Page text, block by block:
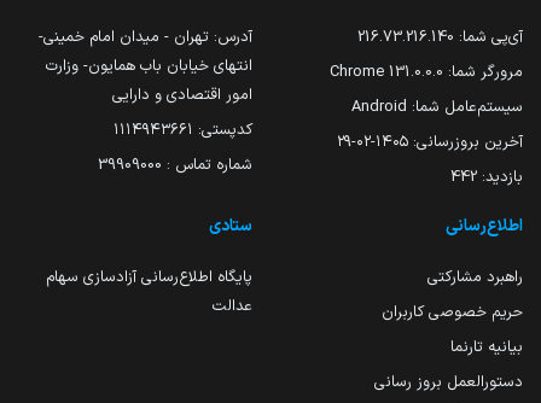
آی‌پی شما: 216.73.216.140
مرورگر شما: 131.0.0.0 Chrome
سیستم‌عامل شما: Android
آخرین بروزرسانی: ۱۴۰۵-۰۲-۲۹
بازدید: 442
آدرس: تهران - میدان امام خمینی-
انتهای خیابان باب همایون- وزارت
امور اقتصادی و دارایی
کدپستی: ۱۱۱۴۹۴۳۶۶۱
شماره تماس : 39909000
اطلاع‌رسانی
راهبرد مشارکتی
حریم خصوصی کاربران
بیانیه تارنما
دستورالعمل بروز رسانی
ستادی
پایگاه اطلاع‌رسانی آزادسازی سهام
عدالت